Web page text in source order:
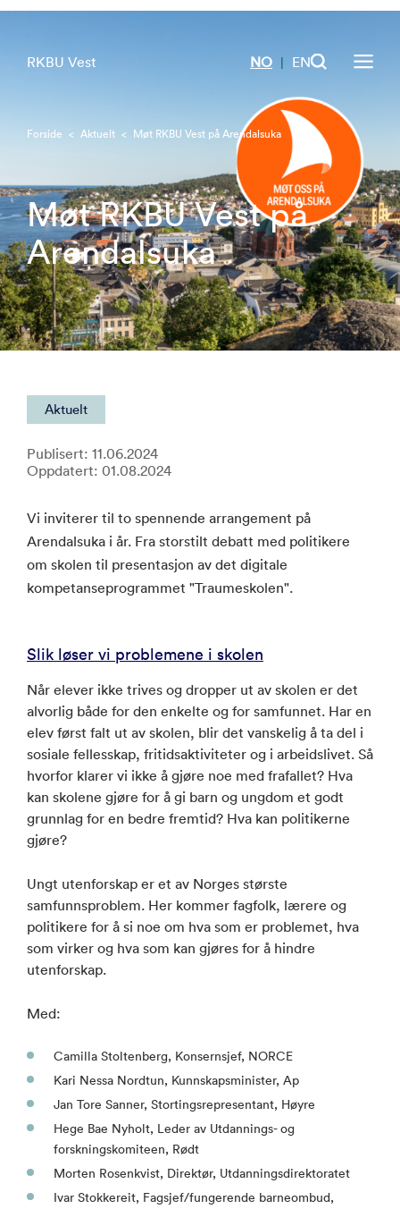
RKBU Vest NO | EN
Forside < Aktuelt < Møt RKBU Vest på Arendalsuka
Møt RKBU Vest på
Arendalsuka
Aktuelt
Publisert: 11.06.2024
Oppdatert: 01.08.2024
Vi inviterer til to spennende arrangement på
Arendalsuka i år. Fra storstilt debatt med politikere
om skolen til presentasjon av det digitale
kompetanseprogrammet "Traumeskolen".
Slik løser vi problemene i skolen
Når elever ikke trives og dropper ut av skolen er det
alvorlig både for den enkelte og for samfunnet. Har en
elev først falt ut av skolen, blir det vanskelig å ta del i
sosiale fellesskap, fritidsaktiviteter og i arbeidslivet. Så
hvorfor klarer vi ikke å gjøre noe med frafallet? Hva
kan skolene gjøre for å gi barn og ungdom et godt
grunnlag for en bedre fremtid? Hva kan politikerne
gjøre?
Ungt utenforskap er et av Norges største
samfunnsproblem. Her kommer fagfolk, lærere og
politikere for å si noe om hva som er problemet, hva
som virker og hva som kan gjøres for å hindre
utenforskap.
Med:
Camilla Stoltenberg, Konsernsjef, NORCE
Kari Nessa Nordtun, Kunnskapsminister, Ap
Jan Tore Sanner, Stortingsrepresentant, Høyre
Hege Bae Nyholt, Leder av Utdannings- og
forskningskomiteen, Rødt
Morten Rosenkvist, Direktør, Utdanningsdirektoratet
Ivar Stokkereit, Fagsjef/fungerende barneombud,